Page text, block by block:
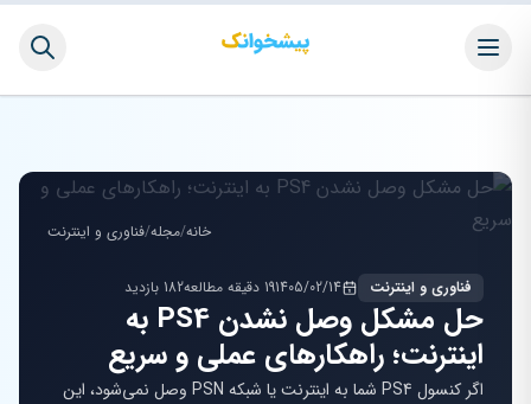
خانه/مجله/فناوری و اینترنت
فناوری و اینترنت 1405/02/1419 دقیقه مطالعه 182 بازدید
حل مشکل وصل نشدن PS4 به
اینترنت؛ راهکارهای عملی و سریع
اگر کنسول PS4 شما به اینترنت یا شبکه PSN وصل نمی‌شود، این